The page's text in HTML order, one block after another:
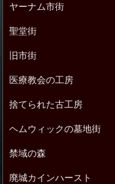
ヤーナム市街
聖堂街
旧市街
医療教会の工房
捨てられた古工房
ヘムウィックの墓地街
禁域の森
廃城カインハースト